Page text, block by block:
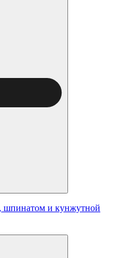
шпинатом и кунжутной